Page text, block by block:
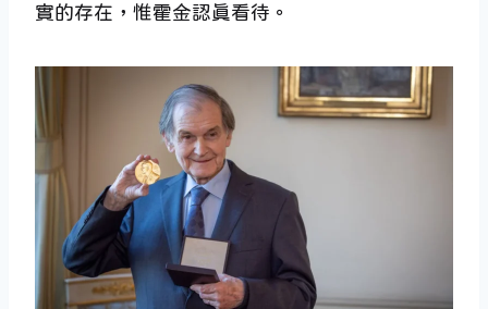
實的存在，惟霍金認真看待。